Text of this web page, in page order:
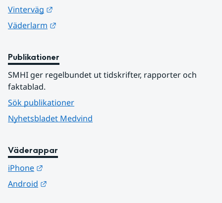
Vinterväg
Väderlarm
Publikationer
SMHI ger regelbundet ut tidskrifter, rapporter och
faktablad.
Sök publikationer
Nyhetsbladet Medvind
Väderappar
iPhone
Android